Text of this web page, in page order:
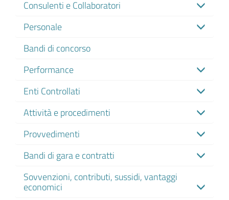
Consulenti e Collaboratori
Personale
Bandi di concorso
Performance
Enti Controllati
Attività e procedimenti
Provvedimenti
Bandi di gara e contratti
Sovvenzioni, contributi, sussidi, vantaggi
economici